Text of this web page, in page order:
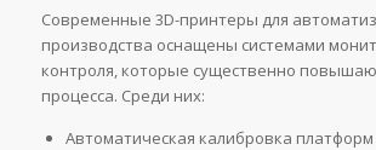
Современные 3D-принтеры для
производства оснащены системами
контроля, которые существенно
процесса. Среди них:
Автоматическая калибровка платформ